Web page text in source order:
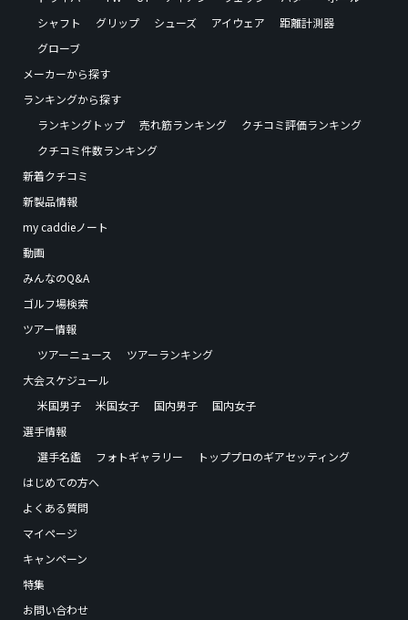
シャフト
グリップ シューズ アイウェア
距離計測器
グローブ
メーカーから探す
ランキングから探す
ランキングトップ
売れ筋ランキング
クチコミ評価ランキング
クチコミ件数ランキング
新着クチコミ
新製品情報
my caddieノート
動画
みんなのQ&A
ゴルフ場検索
ツアー情報
ツアーニュース
ツアーランキング
大会スケジュール
米国男子
米国女子 国内男子
国内女子
選手情報
選手名鑑
フォトギャラリー
トッププロのギアセッティング
はじめての方へ
よくある質問
マイページ
キャンペーン
特集
お問い合わせ